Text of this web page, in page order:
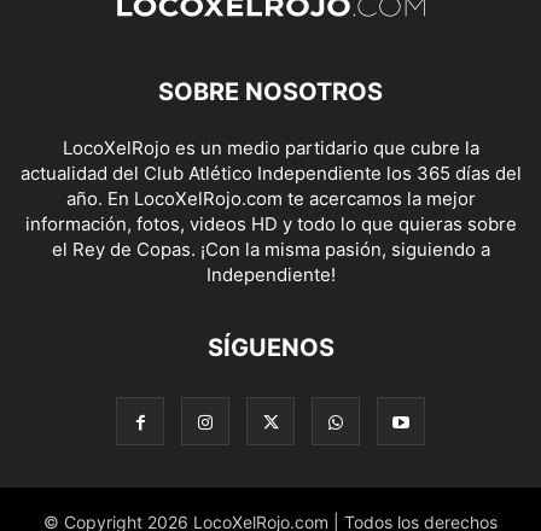
SOBRE NOSOTROS
LocoXelRojo es un medio partidario que cubre la
actualidad del Club Atlético Independiente los 365 días del
año. En LocoXelRojo.com te acercamos la mejor
información, fotos, videos HD y todo lo que quieras sobre
el Rey de Copas. ¡Con la misma pasión, siguiendo a
Independiente!
SÍGUENOS
© Copyright 2026 LocoXelRojo.com | Todos los derechos